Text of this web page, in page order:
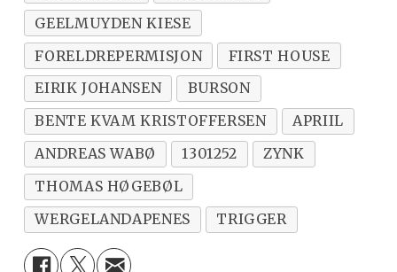
GEELMUYDEN KIESE
FORELDREPERMISJON
FIRST HOUSE
EIRIK JOHANSEN
BURSON
BENTE KVAM KRISTOFFERSEN
APRIIL
ANDREAS WABØ
1301252
ZYNK
THOMAS HØGEBØL
WERGELANDAPENES
TRIGGER